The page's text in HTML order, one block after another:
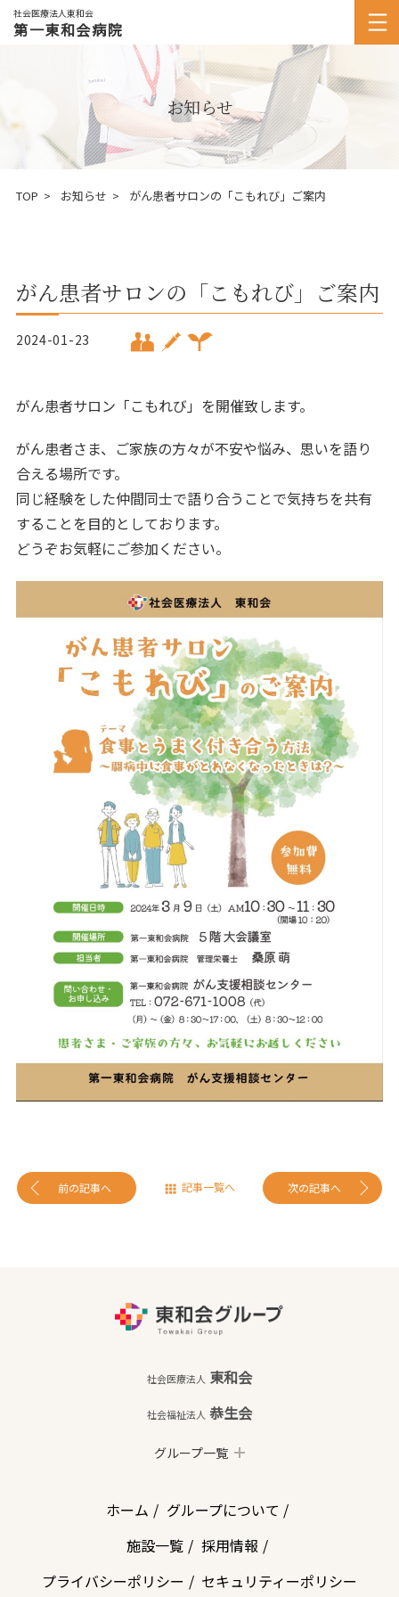
社会医療法人東和会
第一東和会病院
お知らせ
TOP お知らせ がん患者サロンの「こもれび」ご案内
がん患者サロンの「こもれび」ご案内
2024-01-23
がん患者サロン「こもれび」を開催致します。
がん患者さま、ご家族の方々が不安や悩み、思いを語り
合える場所です。
同じ経験をした仲間同士で語り合うことで気持ちを共有
することを目的としております。
どうぞお気軽にご参加ください。
前の記事へ 記事一覧へ 次の記事へ
社会医療法人 東和会
社会福祉法人 恭生会
グループ一覧
ホーム
グループについて
施設一覧
採用情報
プライバシーポリシー
セキュリティーポリシー